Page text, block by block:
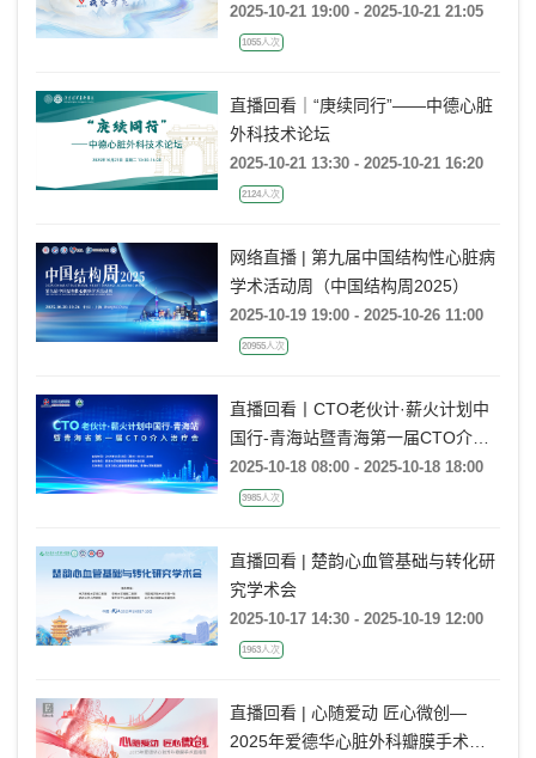
读研讨会
2025-10-21 19:00 - 2025-10-21 21:05
1055人次
直播回看｜“庚续同行”——中德心脏
外科技术论坛
2025-10-21 13:30 - 2025-10-21 16:20
2124人次
网络直播 | 第九届中国结构性心脏病
学术活动周（中国结构周2025）
2025-10-19 19:00 - 2025-10-26 11:00
20955人次
直播回看丨CTO老伙计·薪火计划中
国行-青海站暨青海第一届CTO介入
治疗会
2025-10-18 08:00 - 2025-10-18 18:00
3985人次
直播回看 | 楚韵心血管基础与转化研
究学术会
2025-10-17 14:30 - 2025-10-19 12:00
1963人次
直播回看 | 心随爱动 匠心微创—
2025年爱德华心脏外科瓣膜手术直